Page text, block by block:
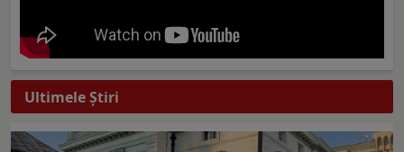
Ultimele Ştiri